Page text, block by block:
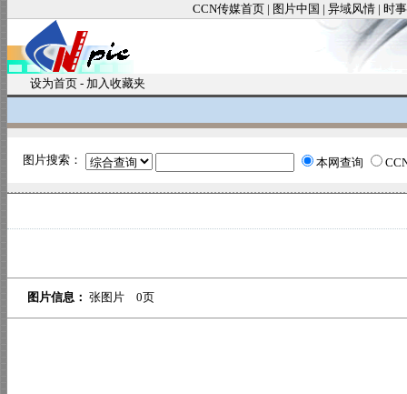
CCN传媒首页 | 图片中国 | 异域风情 | 时
设为首页 - 加入收藏夹
图片搜索： 本网查询
图片信息： 张图片 0页